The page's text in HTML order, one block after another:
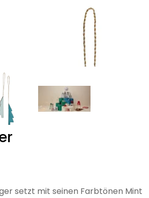
setzt mit seinen Farbtönen Mint